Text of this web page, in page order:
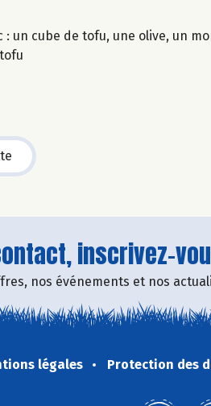
un cube de tofu, une olive, un
inscrivez-
nos événements et nos
légales Protection des